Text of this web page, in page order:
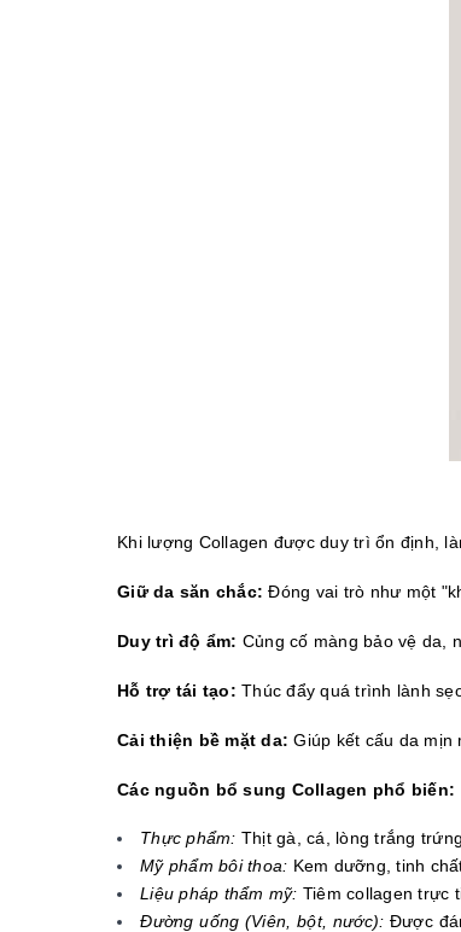
Khi lượng Collagen được duy trì ổn định,
Giữ da săn chắc: Đóng vai trò như một
Duy trì độ ẩm: Củng cố màng bảo vệ da,
Hỗ trợ tái tạo: Thúc đẩy quá trình lành
Cải thiện bề mặt da: Giúp kết cấu da mịn
Các nguồn bổ sung Collagen phổ biến:
Thực phẩm: Thịt gà, cá, lòng trắng
Mỹ phẩm bôi thoa: Kem dưỡng, tinh
Liệu pháp thẩm mỹ: Tiêm collagen trực
Đường uống (Viên, bột, nước): Được